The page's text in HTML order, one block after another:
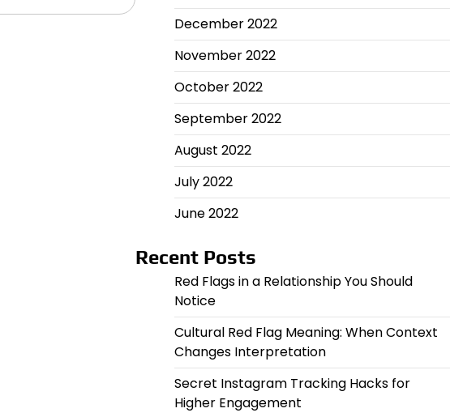
December 2022
November 2022
October 2022
September 2022
August 2022
July 2022
June 2022
Recent Posts
Red Flags in a Relationship You Should
Notice
Cultural Red Flag Meaning: When Context
Changes Interpretation
Secret Instagram Tracking Hacks for
Higher Engagement